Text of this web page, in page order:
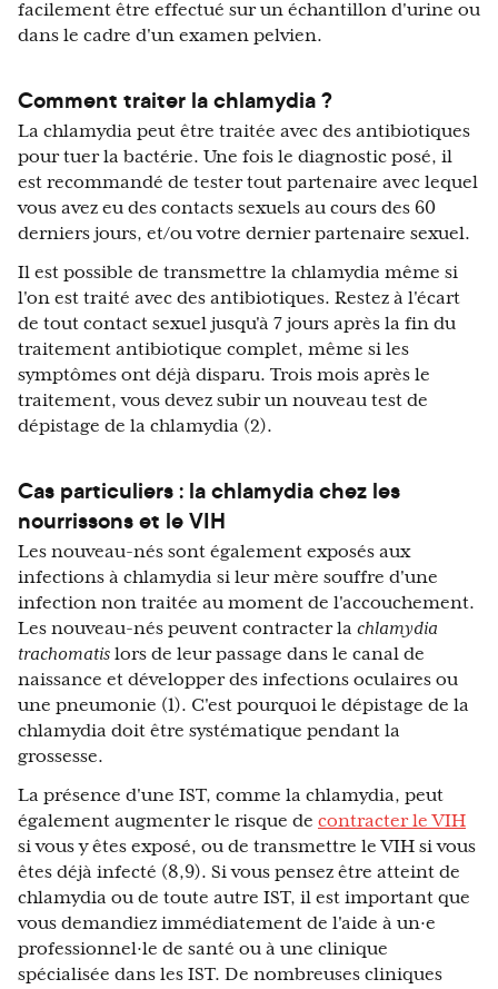
facilement être effectué sur un échantillon d'urine ou
dans le cadre d'un examen pelvien.
Comment traiter la chlamydia ?
La chlamydia peut être traitée avec des antibiotiques
pour tuer la bactérie. Une fois le diagnostic posé, il
est recommandé de tester tout partenaire avec lequel
vous avez eu des contacts sexuels au cours des 60
derniers jours, et/ou votre dernier partenaire sexuel.
Il est possible de transmettre la chlamydia même si
l'on est traité avec des antibiotiques. Restez à l'écart
de tout contact sexuel jusqu'à 7 jours après la fin du
traitement antibiotique complet, même si les
symptômes ont déjà disparu. Trois mois après le
traitement, vous devez subir un nouveau test de
dépistage de la chlamydia (2).
Cas particuliers : la chlamydia chez les
nourrissons et le VIH
Les nouveau-nés sont également exposés aux
infections à chlamydia si leur mère souffre d'une
infection non traitée au moment de l'accouchement.
Les nouveau-nés peuvent contracter la chlamydia
trachomatis lors de leur passage dans le canal de
naissance et développer des infections oculaires ou
une pneumonie (1). C'est pourquoi le dépistage de la
chlamydia doit être systématique pendant la
grossesse.
La présence d'une IST, comme la chlamydia, peut
également augmenter le risque de contracter le VIH
si vous y êtes exposé, ou de transmettre le VIH si vous
êtes déjà infecté (8,9). Si vous pensez être atteint de
chlamydia ou de toute autre IST, il est important que
vous demandiez immédiatement de l'aide à un·e
professionnel·le de santé ou à une clinique
spécialisée dans les IST. De nombreuses cliniques